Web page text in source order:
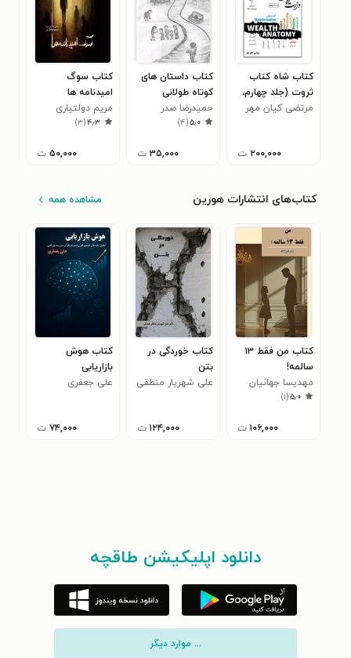
کتاب شاه کتاب
ثروت (جلد چهارم،
دارت ثروت)
مرتضی کیان مهر
۲۰۰,۰۰۰ ت
کتاب داستان های
کوتاه طولانی
حمیدرضا صدر
منوچهری
۵٫۰(۴)
۳۵,۰۰۰ ت
کتاب سوگ
امیدنامه ها
مریم دولتیاری
۴٫۳(۳)
۵۰,۰۰۰ ت
کتاب‌های انتشارات هورین مشاهده همه
کتاب من فقط ۱۳
سالمه!
مهدیسا جهانیان
۵٫۰(۱)
۱۰۶,۰۰۰ ت
کتاب خوردگی در
بتن
علی شهریار منطقی
۱۲۴,۰۰۰ ت
کتاب هوش
بازاریابی
علی جعفری
۷۴,۰۰۰ ت
دانلود اپلیکیشن طاقچه
... موارد دیگر